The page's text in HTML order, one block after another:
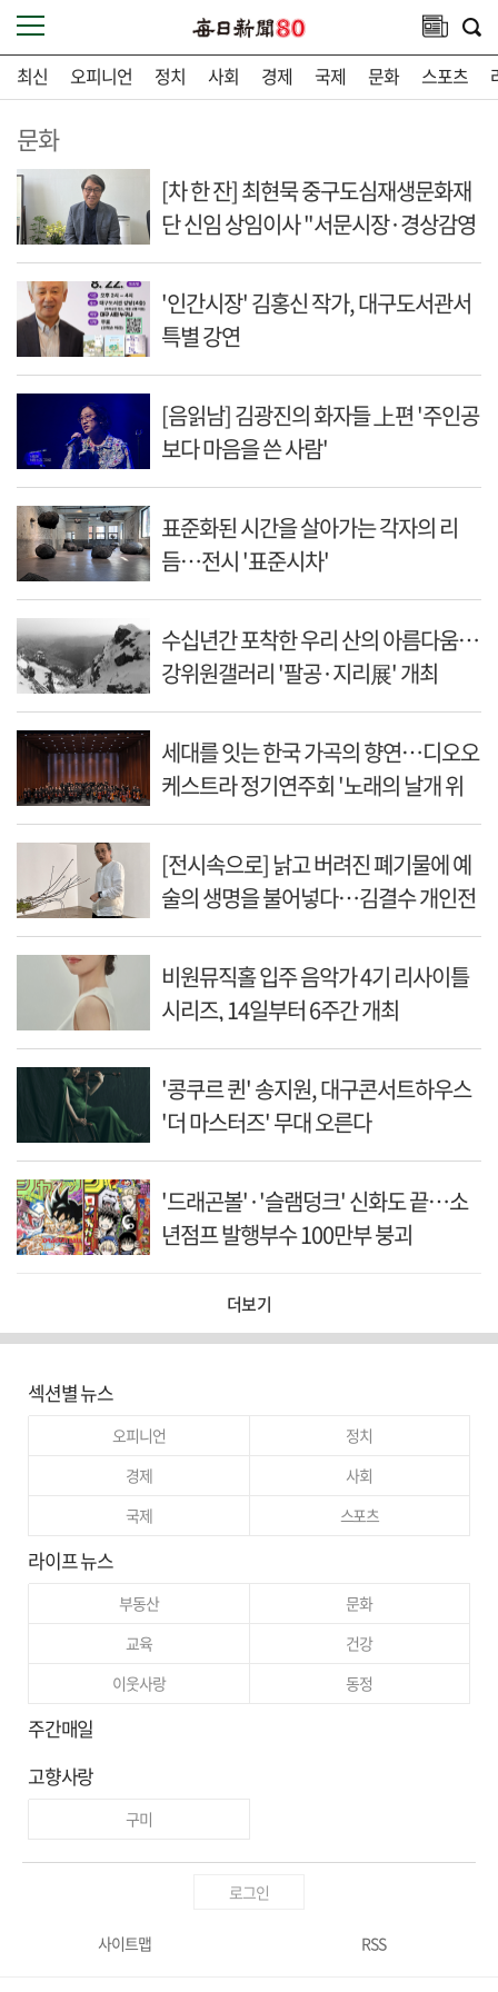
최신 오피니언 정치 사회 경제 국제 문화 스포츠
문화
[차 한 잔] 최현묵 중구도심재생문화재
단 신임 상임이사 "서문시장·경상감영
등 지역 자원 활용…문화의 일상화"
'인간시장' 김홍신 작가, 대구도서관서
특별 강연
[음읽남] 김광진의 화자들 上편 '주인공
보다 마음을 쓴 사람'
표준화된 시간을 살아가는 각자의 리
듬…전시 '표준시차'
수십년간 포착한 우리 산의 아름다움…
강위원갤러리 '팔공·지리展' 개최
세대를 잇는 한국 가곡의 향연…디오오
케스트라 정기연주회 '노래의 날개 위
에'
[전시속으로] 낡고 버려진 폐기물에 예
술의 생명을 불어넣다…김결수 개인전
비원뮤직홀 입주 음악가 4기 리사이틀
시리즈, 14일부터 6주간 개최
'콩쿠르 퀸' 송지원, 대구콘서트하우스
'더 마스터즈' 무대 오른다
'드래곤볼'·'슬램덩크' 신화도 끝…소
년점프 발행부수 100만부 붕괴
더보기
섹션별 뉴스
오피니언
정치
경제
사회
국제
스포츠
라이프 뉴스
부동산
문화
교육
건강
이웃사랑
동정
주간매일
고향사랑
구미
로그인
사이트맵 RSS